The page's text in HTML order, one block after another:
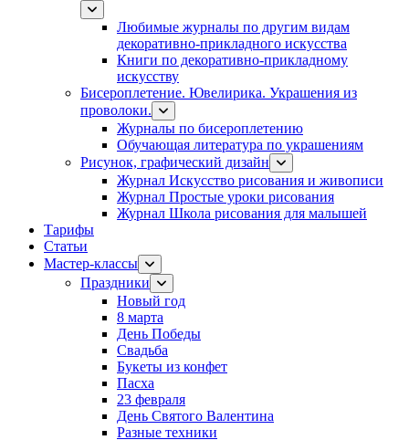
Любимые журналы по другим видам
декоративно-прикладного искусства
Книги по декоративно-прикладному
искусству
Бисероплетение. Ювелирика. Украшения из
проволоки.
Журналы по бисероплетению
Обучающая литература по украшениям
Рисунок, графический дизайн
Журнал Искусство рисования и живописи
Журнал Простые уроки рисования
Журнал Школа рисования для малышей
Тарифы
Статьи
Мастер-классы
Праздники
Новый год
8 марта
День Победы
Свадьба
Букеты из конфет
Пасха
23 февраля
День Святого Валентина
Разные техники